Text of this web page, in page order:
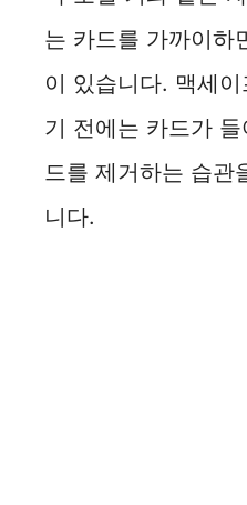
는 카드를 가까이하
이 있습니다. 맥세
기 전에는 카드가
드를 제거하는 습관
니다.